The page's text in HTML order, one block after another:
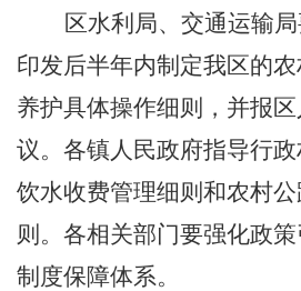
区水利局、 交通运输局
印发后半年内制定我区的
养护具体操作细则 ，并报 区
议。 各镇人民政府指导行政
饮水收费管理细则和农村
则 。各相关部门要强化政
制度保障体系。